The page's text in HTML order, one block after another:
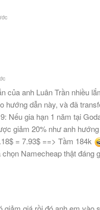
của anh Luân Trần nhiều
hướng dẫn này, và đã
Nếu gia hạn 1 năm tại
giảm 20% như anh
= 7.93$ ==> Tầm 184k
Namecheap thật đáng